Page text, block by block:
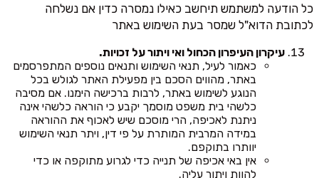
כל הודעה למשתמש תיחשב כאילו נמסרה כדין אם נשלחה
לכתובת הדוא"ל שמסר בעת השימוש באתר
עיקרון העיפרון הכחול ואי ויתור על זכויות.
כאמור לעיל, תנאי השימוש ותנאים נוספים המתפרסמים
באתר, מהווים הסכם בין מפעילת האתר לגולש בכל
הנוגע לשימוש באתר, לרבות ברכישה הימנו. אם מסיבה
כלשהי בית משפט מוסמך יקבע כי הוראה כלשהי אינה
ניתנת לאכיפה, הרי מוסכם שיש לאכוף את ההוראה
במידה המרבית המותרת על פי דין, ויתר תנאי השימוש
יוותרו בתוקפם.
אין באי אכיפה של תנייה כדי לגרוע מתוקפה או כדי
להוות ויתור עליה.